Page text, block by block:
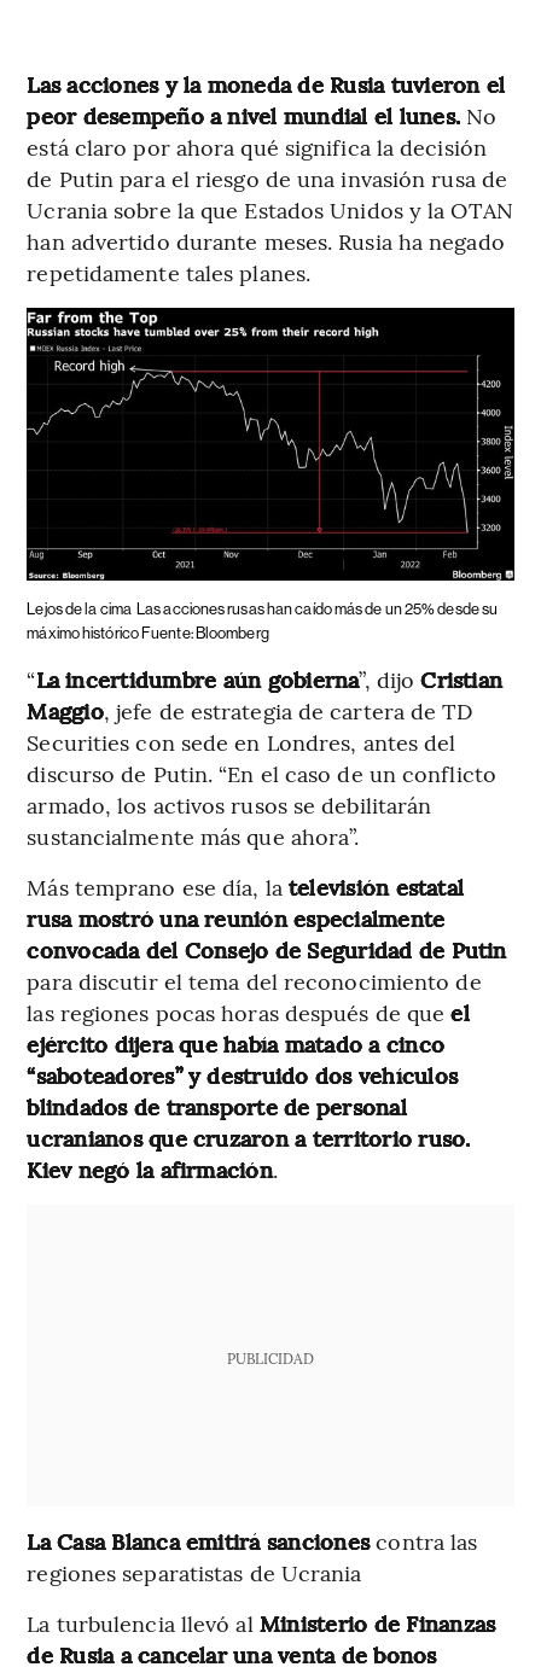
Las acciones y la moneda de Rusia tuvieron el
peor desempeño a nivel mundial el lunes. No
está claro por ahora qué significa la decisión
de Putin para el riesgo de una invasión rusa de
Ucrania sobre la que Estados Unidos y la OTAN
han advertido durante meses. Rusia ha negado
repetidamente tales planes.
Lejos de la cima Las acciones rusas han caído más de un 25% desde su
máximo histórico Fuente: Bloomberg
“La incertidumbre aún gobierna”, dijoCristian
Maggio, jefe de estrategia de cartera de TD
Securities con sede en Londres, antes del
discurso de Putin. “En el caso de un conflicto
armado, los activos rusos se debilitarán
sustancialmente más que ahora”.
Más temprano ese día, la televisión estatal
rusa mostró una reunión especialmente
convocada del Consejo de Seguridad de Putin
para discutir el tema del reconocimiento de
las regiones pocas horas después de queel
ejército dijera que había matado a cinco
“saboteadores” y destruido dos vehículos
blindados de transporte de personal
ucranianos que cruzaron a territorio ruso.
Kiev negó la afirmación.
PUBLICIDAD
La Casa Blanca emitirá sancionescontra las
regiones separatistas de Ucrania
La turbulencia llevó alMinisterio de Finanzas
de Rusia a cancelar una venta de bonos